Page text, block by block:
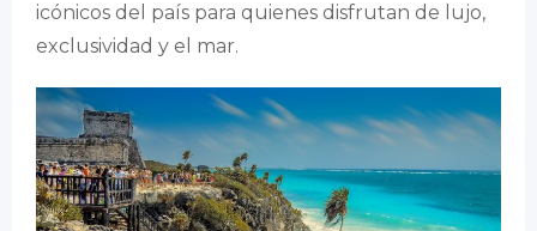
icónicos del país para quienes disfrutan de lujo,
exclusividad y el mar.